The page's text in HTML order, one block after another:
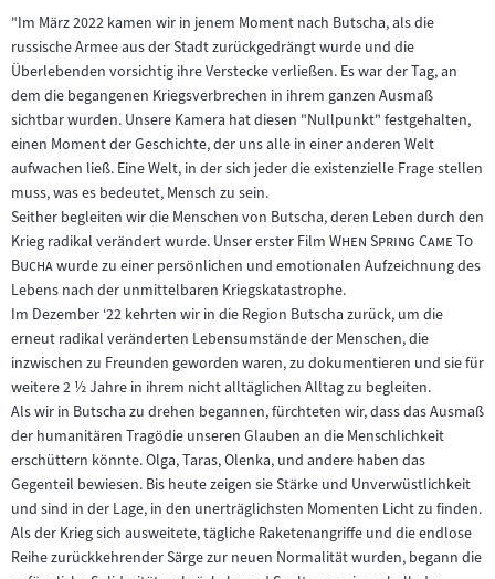
Tab)
"Im März 2022 kamen wir in jenem Moment nach Butscha, als die
russische Armee aus der Stadt zurückgedrängt wurde und die
Überlebenden vorsichtig ihre Verstecke verließen. Es war der Tag, an
dem die begangenen Kriegsverbrechen in ihrem ganzen Ausmaß
sichtbar wurden. Unsere Kamera hat diesen "Nullpunkt" festgehalten,
einen Moment der Geschichte, der uns alle in einer anderen Welt
aufwachen ließ. Eine Welt, in der sich jeder die existenzielle Frage stellen
muss, was es bedeutet, Mensch zu sein.
Seither begleiten wir die Menschen von Butscha, deren Leben durch den
Krieg radikal verändert wurde. Unser erster Film "
When Spring Came To
Bucha"wurde zu einer persönlichen und emotionalen Aufzeichnung des
Lebens nach der unmittelbaren Kriegskatastrophe.
Im Dezember ‘22 kehrten wir in die Region Butscha zurück, um die
erneut radikal veränderten Lebensumstände der Menschen, die
inzwischen zu Freunden geworden waren, zu dokumentieren und sie für
weitere 2 ½ Jahre in ihrem nicht alltäglichen Alltag zu begleiten.
Als wir in Butscha zu drehen begannen, fürchteten wir, dass das Ausmaß
der humanitären Tragödie unseren Glauben an die Menschlichkeit
erschüttern könnte. Olga, Taras, Olenka, und andere haben das
Gegenteil bewiesen. Bis heute zeigen sie Stärke und Unverwüstlichkeit
und sind in der Lage, in den unerträglichsten Momenten Licht zu finden.
Als der Krieg sich ausweitete, tägliche Raketenangriffe und die endlose
Reihe zurückkehrender Särge zur neuen Normalität wurden, begann die